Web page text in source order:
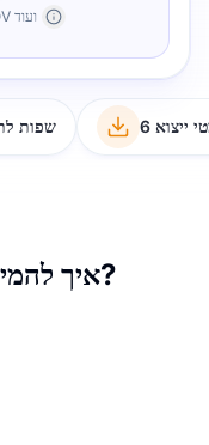
תומך ב-MP3, MP4, WAV, MOV ועוד
63 שפות ייצוא
איך להמיר אודיו ווידאו לטקסט?